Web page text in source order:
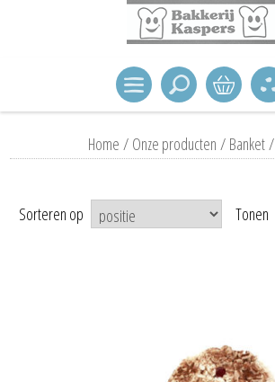
Home / Onze producten / Banket/
Sorteren op Tonen